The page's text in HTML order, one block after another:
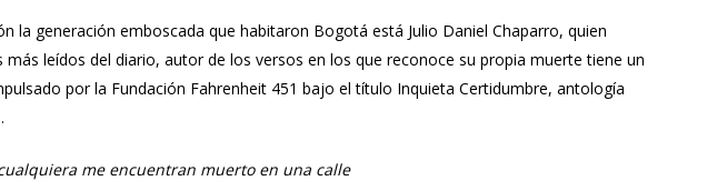
la generación emboscada que habitaron Bogotá está Julio Daniel Chaparro, quien
leídos del diario, autor de los versos en los que reconoce su propia muerte tiene un
por la Fundación Fahrenheit 451 bajo el título Inquieta Certidumbre, antología
me encuentran muerto en una calle